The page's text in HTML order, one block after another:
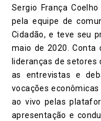
Sergio França
pela equipe de
Cidadão, e teve seu
maio de 2020. Conta
lideranças de setores
as entrevistas e
vocações
ao vivo pelas
apresentação e